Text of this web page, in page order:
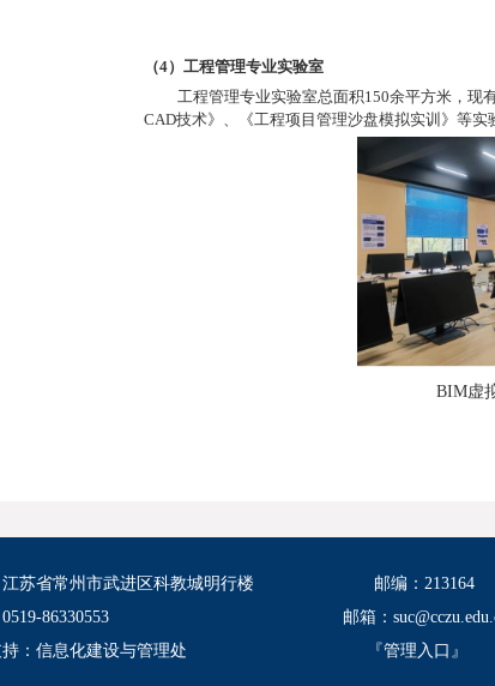
（4） 工程管理专业实验室
工程管理专业实验室总面积150余平方米，现
CAD技术》、《工程项目管理沙盘模拟实训》等实
BIM虚
苏省常州市武进区科教城明行楼
邮编：213164
86330553
邮箱：
： 信息化建设与管理处 『管理入口 』